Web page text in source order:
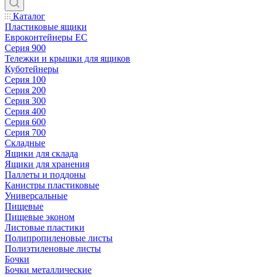
Каталог
Пластиковые ящики
Евроконтейнеры ЕС
Серия 900
Тележки и крышки для ящиков
Куботейнеры
Серия 100
Серия 200
Серия 300
Серия 400
Серия 600
Серия 700
Складные
Ящики для склада
Ящики для хранения
Паллеты и поддоны
Канистры пластиковые
Универсальные
Пищевые
Пищевые эконом
Листовые пластики
Полипропиленовые листы
Полиэтиленовые листы
Бочки
Бочки металлические